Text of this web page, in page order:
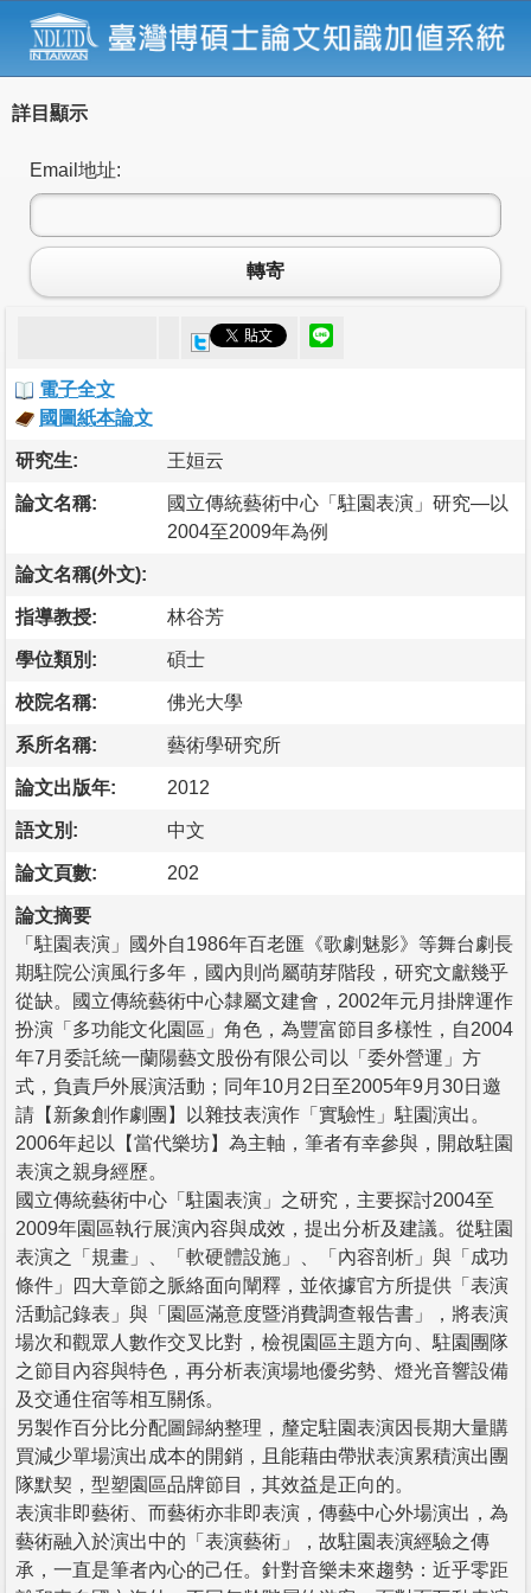
詳目顯示
Email地址:
轉寄
電子全文
國圖紙本論文
研究生: 王姮云
論文名稱:
國立傳統藝術中心「駐園表演」研究―以
2004至2009年為例
論文名稱(外文):
指導教授: 林谷芳
學位類別: 碩士
校院名稱: 佛光大學
系所名稱: 藝術學研究所
論文出版年: 2012
語文別: 中文
論文頁數: 202
論文摘要
「駐園表演」國外自1986年百老匯《歌劇魅影》等舞台劇長
期駐院公演風行多年，國內則尚屬萌芽階段，研究文獻幾乎
從缺。國立傳統藝術中心隸屬文建會，2002年元月掛牌運作
扮演「多功能文化園區」角色，為豐富節目多樣性，自2004
年7月委託統一蘭陽藝文股份有限公司以「委外營運」方
式，負責戶外展演活動；同年10月2日至2005年9月30日邀
請【新象創作劇團】以雜技表演作「實驗性」駐園演出。
2006年起以【當代樂坊】為主軸，筆者有幸參與，開啟駐園
表演之親身經歷。
國立傳統藝術中心「駐園表演」之研究，主要探討2004至
2009年園區執行展演內容與成效，提出分析及建議。從駐園
表演之「規畫」、「軟硬體設施」、「內容剖析」與「成功
條件」四大章節之脈絡面向闡釋，並依據官方所提供「表演
活動記錄表」與「園區滿意度暨消費調查報告書」，將表演
場次和觀眾人數作交叉比對，檢視園區主題方向、駐園團隊
之節目內容與特色，再分析表演場地優劣勢、燈光音響設備
及交通住宿等相互關係。
另製作百分比分配圖歸納整理，釐定駐園表演因長期大量購
買減少單場演出成本的開銷，且能藉由帶狀表演累積演出團
隊默契，型塑園區品牌節目，其效益是正向的。
表演非即藝術、而藝術亦非即表演，傳藝中心外場演出，為
藝術融入於演出中的「表演藝術」，故駐園表演經驗之傳
承，一直是筆者內心的己任。針對音樂未來趨勢：近乎零距